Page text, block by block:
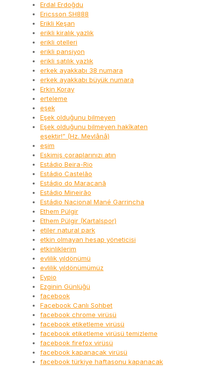
Erdal Erdoğdu
Ericsson SH888
Erikli Keşan
erikli kiralık yazlık
erikli otelleri
erikli pansiyon
erikli satılık yazlık
erkek ayakkabı 38 numara
erkek ayakkabı büyük numara
Erkin Koray
erteleme
eşek
Eşek olduğunu bilmeyen
Eşek olduğunu bilmeyen hakîkaten
eşektir!” (Hz. Mevlânâ)
eşim
Eskimiş çoraplarınızı atın
Estádio Beira-Rio
Estádio Castelão
Estádio do Maracanã
Estádio Mineirão
Estádio Nacional Mané Garrincha
Ethem Pülgir
Ethem Pülgir (Kartalspor)
etiler natural park
etkin olmayan hesap yöneticisi
etkinliklerim
evlilik yıldönümü
evlilik yıldönümümüz
Eypio
Ezginin Günlüğü
facebook
Facebook Canlı Sohbet
facebook chrome virüsü
facebook etiketleme virüsü
facebook etiketleme virüsü temizleme
facebook firefox virüsü
facebook kapanacak virüsü
facebook türkiye haftasonu kapanacak